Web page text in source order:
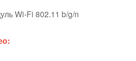
Wi-Fi 802.11 b/g/n